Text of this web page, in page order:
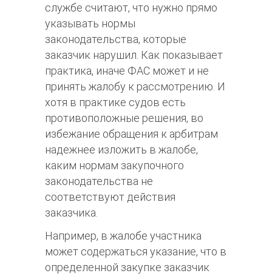
службе считают, что нужно прямо
указывать нормы
законодательства, которые
заказчик нарушил. Как показывает
практика, иначе ФАС может и не
принять жалобу к рассмотрению. И
хотя в практике судов есть
противоположные решения, во
избежание обращения к арбитрам
надежнее изложить в жалобе,
каким нормам закупочного
законодательства не
соответствуют действия
заказчика.
Например, в жалобе участника
может содержаться указание, что в
определенной закупке заказчик